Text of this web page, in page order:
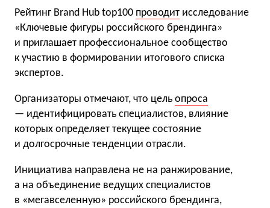
Рейтинг Brand Hub top100 проводит исследование
«Ключевые фигуры российского брендинга»
и приглашает профессиональное сообщество
к участию в формировании итогового списка
экспертов.
Организаторы отмечают, что цель опроса
— идентифицировать специалистов, влияние
которых определяет текущее состояние
и долгосрочные тенденции отрасли.
Инициатива направлена не на ранжирование,
а на объединение ведущих специалистов
в «мегавселенную» российского брендинга,